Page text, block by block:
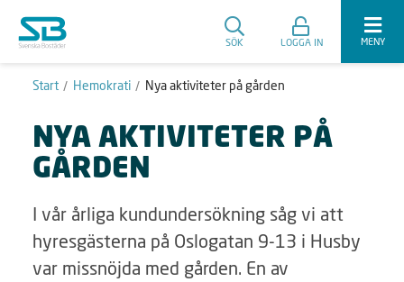
SÖK LOGGA IN MENY
Start Hemokrati Nya aktiviteter på gården
NYA AKTIVITETER PÅ
GÅRDEN
I vår årliga kundundersökning såg vi att
hyresgästerna på Oslogatan 9-13 i Husby
var missnöjda med gården. En av